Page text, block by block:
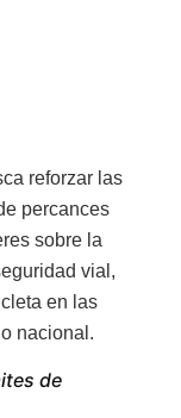
reforzar las
percances
sobre la
vial,
en las
nacional.
de